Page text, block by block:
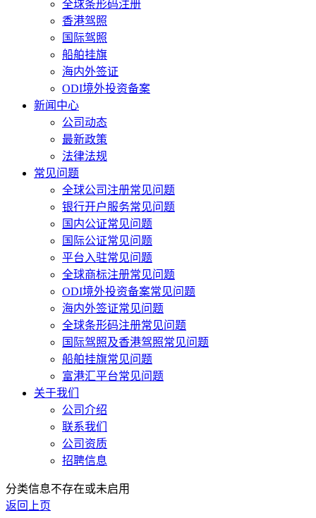
全球条形码注册
香港驾照
国际驾照
船舶挂旗
海内外签证
ODI境外投资备案
新闻中心
公司动态
最新政策
法律法规
常见问题
全球公司注册常见问题
银行开户服务常见问题
国内公证常见问题
国际公证常见问题
平台入驻常见问题
全球商标注册常见问题
ODI境外投资备案常见问题
海内外签证常见问题
全球条形码注册常见问题
国际驾照及香港驾照常见问题
船舶挂旗常见问题
富港汇平台常见问题
关于我们
公司介绍
联系我们
公司资质
招聘信息
分类信息不存在或未启用
返回上页